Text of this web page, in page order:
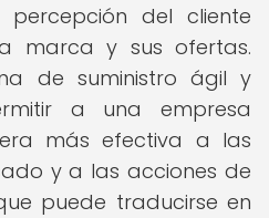
del cliente
marca y sus ofertas.
de suministro ágil y
a una empresa
más efectiva a las
y a las acciones de
puede traducirse en